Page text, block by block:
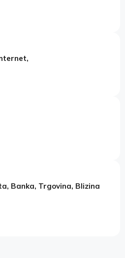
Banka, Trgovina, Blizina